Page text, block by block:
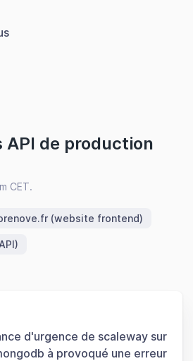
API de production
CET.
(website frontend)
d'urgence de scaleway sur
à provoqué une erreur